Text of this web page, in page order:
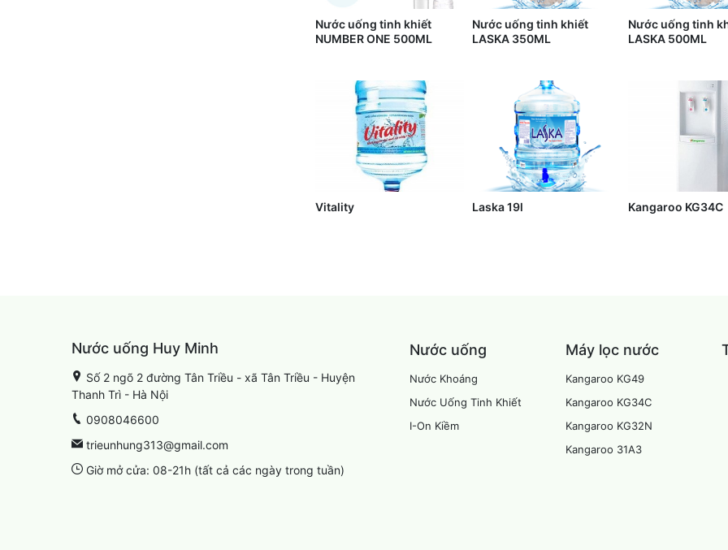
Nước uống tinh khiết
NUMBER ONE 500ML
Nước uống tinh khiết
LASKA 350ML
Nước uống tinh
LASKA 500ML
Vitality Laska 19l Kangaroo KG34C
Máy lọc nước
Kangaroo KG49
Kangaroo KG34C
Kangaroo KG32N
Kangaroo 31A3
Nước uống
Nước Khoáng
Nước Uống Tinh Khiết
I-On Kiềm
Nước uống Huy Minh
Số 2 ngõ 2 đường Tân Triều - xã Tân Triều - Huyện
Thanh Trì - Hà Nội
0908046600
trieunhung313@gmail.com
Giờ mở cửa: 08-21h (tất cả các ngày trong tuần)